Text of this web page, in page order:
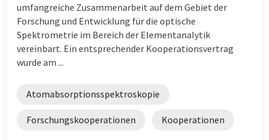
umfangreiche Zusammenarbeit auf dem Gebiet der
Forschung und Entwicklung für die optische
Spektrometrie im Bereich der Elementanalytik
vereinbart. Ein entsprechender Kooperationsvertrag
wurde am ...
Atomabsorptionsspektroskopie
Forschungskooperationen Kooperationen